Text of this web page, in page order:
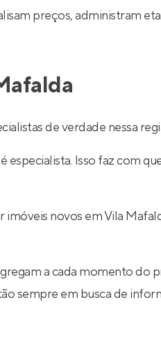
preços, administram
de verdade nessa
Isso faz com
novos em Vila
a cada momento do
sempre em busca de